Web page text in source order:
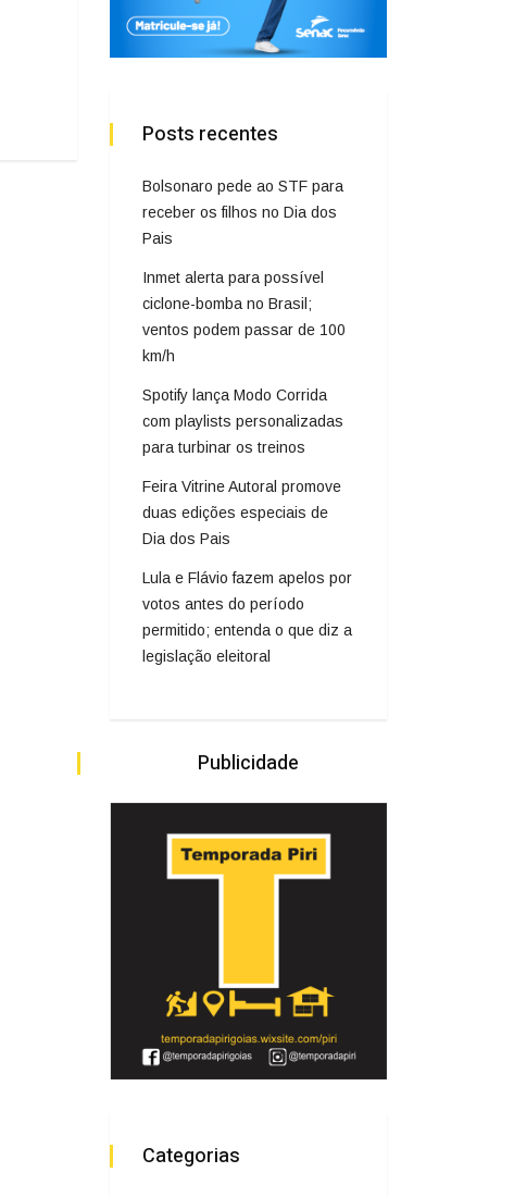
Posts recentes
Bolsonaro pede ao STF para
receber os filhos no Dia dos
Pais
Inmet alerta para possível
ciclone-bomba no Brasil;
ventos podem passar de 100
km/h
Spotify lança Modo Corrida
com playlists personalizadas
para turbinar os treinos
Feira Vitrine Autoral promove
duas edições especiais de
Dia dos Pais
Lula e Flávio fazem apelos por
votos antes do período
permitido; entenda o que diz a
legislação eleitoral
Publicidade
Categorias